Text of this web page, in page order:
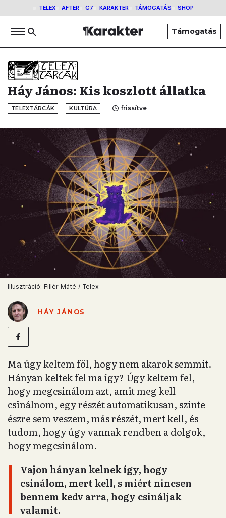
TELEX AFTER G7 KARAKTER TÁMOGATÁS SHOP
Támogatás
Háy János: Kis koszlott állatka
TELEXTÁRCÁK KULTÚRA frissítve
Illusztráció: Fillér Máté / Telex
HÁY JÁNOS
Ma úgy keltem föl, hogy nem akarok semmit.
Hányan keltek fel ma így? Úgy keltem fel,
hogy megcsinálom azt, amit meg kell
csinálnom, egy részét automatikusan, szinte
észre sem veszem, más részét, mert kell, és
tudom, hogy úgy vannak rendben a dolgok,
hogy megcsinálom.
Vajon hányan kelnek így, hogy
csinálom, mert kell, s miért nincsen
bennem kedv arra, hogy csináljak
valamit.